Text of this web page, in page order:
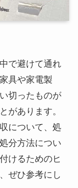
で避けて通れ
具や家電製
切ったものが
があります。
について、処
分方法につい
けるためのヒ
ぜひ参考にし